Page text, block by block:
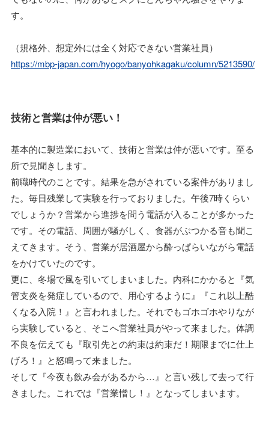
す。
（規格外、想定外には全く対応できない営業社員）
https://mbp-japan.com/hyogo/banyohkagaku/column/5213590/
技術と営業は仲が悪い！
基本的に製造業において、技術と営業は仲が悪いです。至る
所で見聞きします。
前職時代のことです。結果を急がされている案件がありまし
た。毎日残業して実験を行っておりました。午後7時くらい
でしょうか？営業から進捗を問う電話が入ることが多かった
です。その電話、周囲が騒がしく、食器がぶつかる音も聞こ
えてきます。そう、営業が居酒屋から酔っぱらいながら電話
をかけていたのです。
更に、冬場で風を引いてしまいました。内科にかかると『気
管支炎を発症しているので、用心するように』『これ以上酷
くなる入院！』と言われました。それでもゴホゴホやりなが
ら実験していると、そこへ営業社員がやって来ました。体調
不良を伝えても『取引先との約束は約束だ！期限までに仕上
げろ！』と怒鳴って来ました。
そして『今夜も飲み会があるから…』と言い残して去って行
きました。これでは『営業憎し！』となってしまいます。